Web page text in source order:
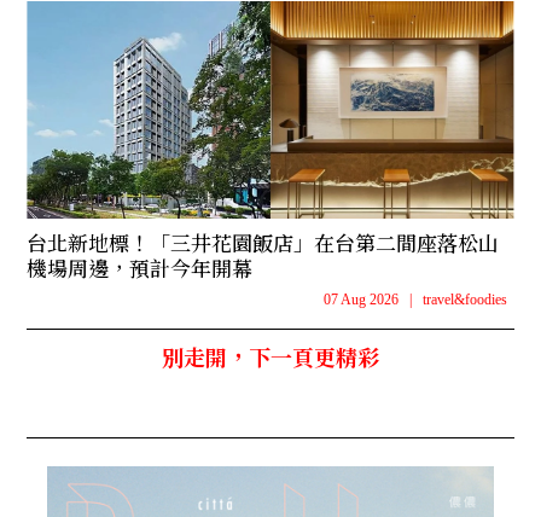
台北新地標！「三井花園飯店」在台第二間座落松山
機場周邊，預計今年開幕
07 Aug 2026 | travel&foodies
別走開，下一頁更精彩